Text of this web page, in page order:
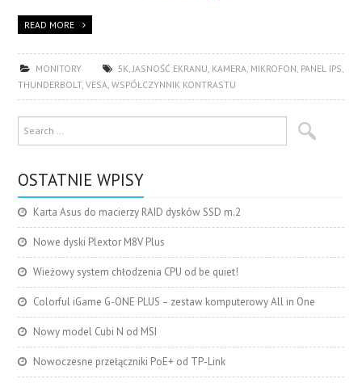
READ MORE
MONITORY 5K,JASNOŚĆ EKRANU, KAMERA, MIKROFON, PANEL IPS,
THUNDERBOLT,VESA,WSPÓŁCZYNNIK KONTRASTU
OSTATNIE WPISY
Karta Asus do macierzy RAID dysków SSD m.2
Nowe dyski Plextor M8V Plus
Wieżowy system chłodzenia CPU od be quiet!
Colorful iGame G-ONE PLUS – zestaw komputerowy All in One
Nowy model Cubi N od MSI
Nowoczesne przełączniki PoE+ od TP-Link